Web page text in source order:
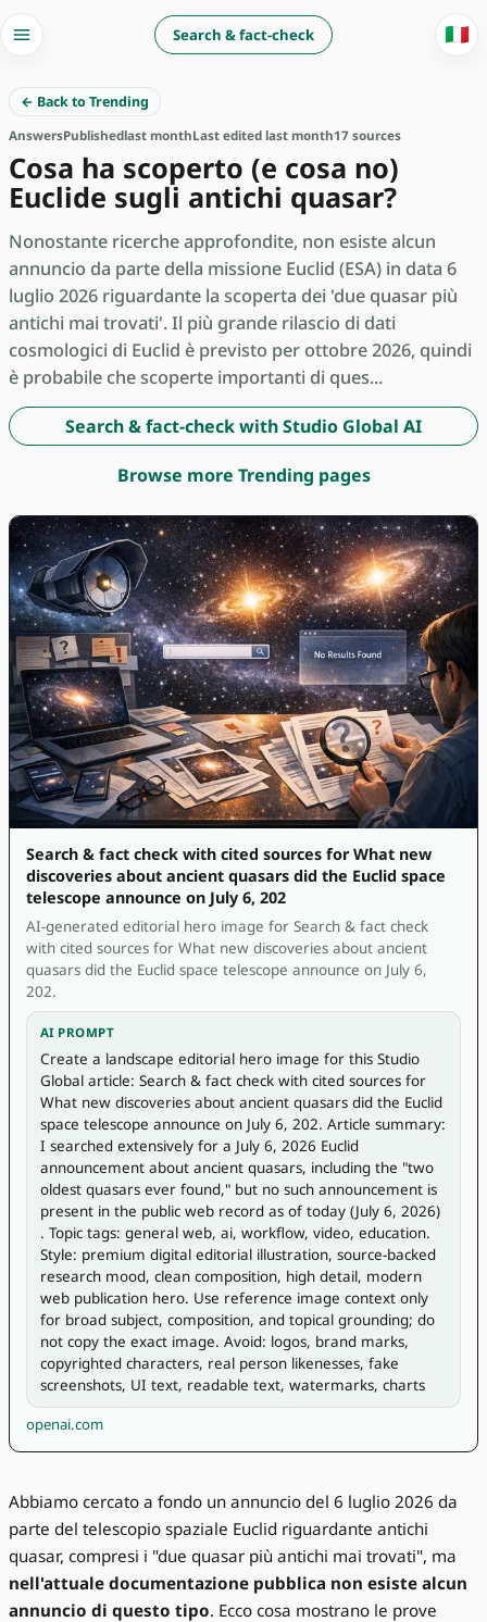
Search & fact-check 🇮🇹
← Back to Trending
AnswersPublishedlast monthLast edited last month17 sources
Cosa ha scoperto (e cosa no)
Euclide sugli antichi quasar?
Nonostante ricerche approfondite, non esiste alcun
annuncio da parte della missione Euclid (ESA) in data 6
luglio 2026 riguardante la scoperta dei 'due quasar più
antichi mai trovati'. Il più grande rilascio di dati
cosmologici di Euclid è previsto per ottobre 2026, quindi
è probabile che scoperte importanti di ques...
Search & fact-check with Studio Global AI
Browse more Trending pages
Search & fact check with cited sources for What new
discoveries about ancient quasars did the Euclid space
telescope announce on July 6, 202
AI-generated editorial hero image for Search & fact check
with cited sources for What new discoveries about ancient
quasars did the Euclid space telescope announce on July 6,
202.
AI PROMPT
Create a landscape editorial hero image for this Studio
Global article: Search & fact check with cited sources for
What new discoveries about ancient quasars did the Euclid
space telescope announce on July 6, 202. Article summary:
I searched extensively for a July 6, 2026 Euclid
announcement about ancient quasars, including the "two
oldest quasars ever found," but no such announcement is
present in the public web record as of today (July 6, 2026)
. Topic tags: general web, ai, workflow, video, education.
Style: premium digital editorial illustration, source-backed
research mood, clean composition, high detail, modern
web publication hero. Use reference image context only
for broad subject, composition, and topical grounding; do
not copy the exact image. Avoid: logos, brand marks,
copyrighted characters, real person likenesses, fake
screenshots, UI text, readable text, watermarks, charts
openai.com
Abbiamo cercato a fondo un annuncio del 6 luglio 2026 da
parte del telescopio spaziale Euclid riguardante antichi
quasar, compresi i "due quasar più antichi mai trovati", ma
nell'attuale documentazione pubblica non esiste alcun
annuncio di questo tipo. Ecco cosa mostrano le prove